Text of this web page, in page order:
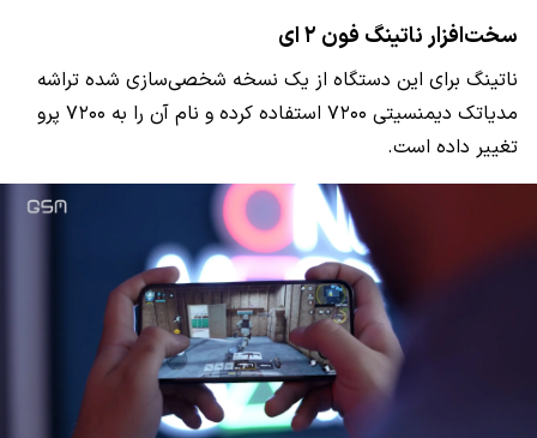
سخت‌افزار ناتینگ فون ۲ ای
ناتینگ برای این دستگاه از یک نسخه شخصی‌سازی شده تراشه
مدیاتک دیمنسیتی ۷۲۰۰ استفاده کرده و نام آن را به ۷۲۰۰ پرو
تغییر داده است.